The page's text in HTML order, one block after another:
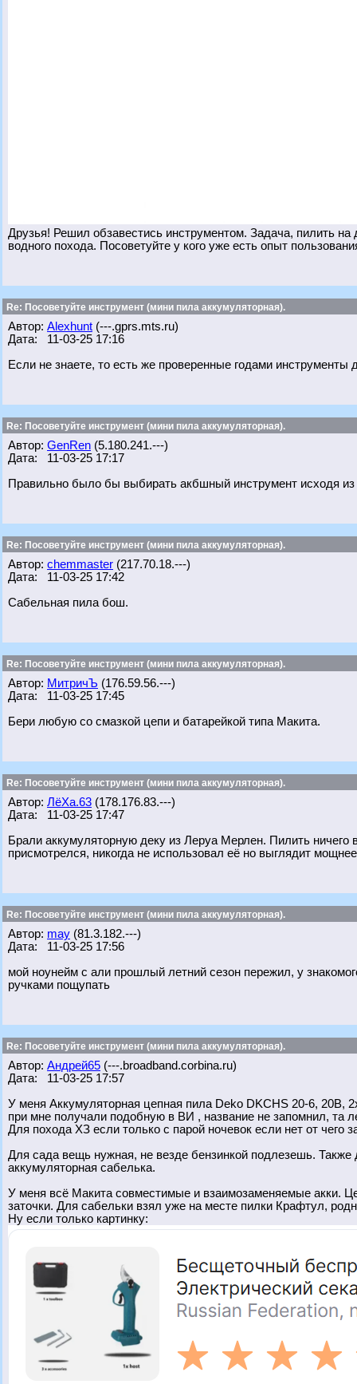
Друзья! Решил обзавестись инструментом. Задача, пилить
водного похода. Посоветуйте у кого уже есть опыт
Re: Посоветуйте инструмент (мини пила аккумуляторная).
Автор: Alexhunt (---.gprs.mts.ru)
Дата: 11-03-25 17:16
Если не знаете, то есть же проверенные годами
Re: Посоветуйте инструмент (мини пила аккумуляторная).
Автор: GenRen (5.180.241.---)
Дата: 11-03-25 17:17
Правильно было бы выбирать акбшный инструмент исходя
Re: Посоветуйте инструмент (мини пила аккумуляторная).
Автор: chemmaster (217.70.18.---)
Дата: 11-03-25 17:42
Сабельная пила бош.
Re: Посоветуйте инструмент (мини пила аккумуляторная).
Автор: МитричЪ (176.59.56.---)
Дата: 11-03-25 17:45
Бери любую со смазкой цепи и батарейкой типа Макита.
Re: Посоветуйте инструмент (мини пила аккумуляторная).
Автор: ЛёХа.63 (178.176.83.---)
Дата: 11-03-25 17:47
Брали аккумуляторную деку из Леруа Мерлен. Пилить
присмотрелся, никогда не использовал её но выглядит
Re: Посоветуйте инструмент (мини пила аккумуляторная).
Автор: may (81.3.182.---)
Дата: 11-03-25 17:56
мой ноунейм с али прошлый летний сезон пережил, у
ручками пощупать
Re: Посоветуйте инструмент (мини пила аккумуляторная).
Автор: Андрей65 (---.broadband.corbina.ru)
Дата: 11-03-25 17:57
У меня Аккумуляторная цепная пила Deko DKCHS 20-6, 20В,
при мне получали подобную в ВИ , название не запомнил, та
Для похода ХЗ если только с парой ночевок если нет от чего
Для сада вещь нужная, не везде бензинкой подлезешь. Также
аккумуляторная сабелька.
У меня всё Макита совместимые и взаимозаменяемые акки.
заточки. Для сабельки взял уже на месте пилки Крафтул,
Ну если только картинку: